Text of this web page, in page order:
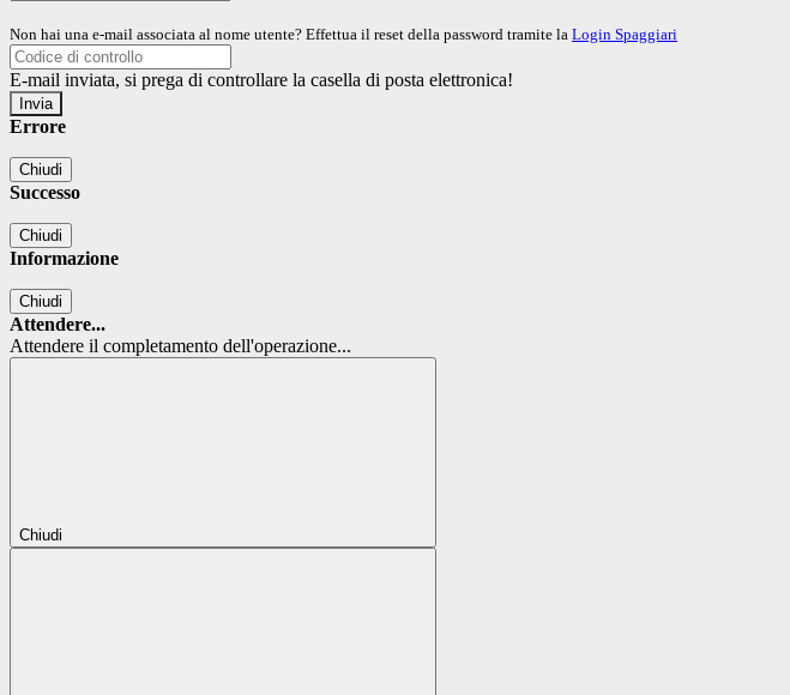
Non hai una e-mail associata al nome utente? Effettua il reset della password tramite la Login Spaggiari
E-mail inviata, si prega di controllare la casella di posta elettronica!
Errore
Chiudi
Successo
Chiudi
Informazione
Chiudi
Attendere...
Attendere il completamento dell'operazione...
Chiudi